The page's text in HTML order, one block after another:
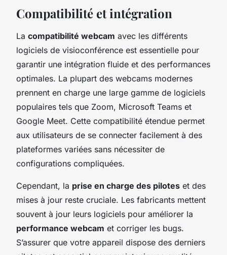
Compatibilité et intégration
La compatibilité webcam avec les différents
logiciels de visioconférence est essentielle pour
garantir une intégration fluide et des performances
optimales. La plupart des webcams modernes
prennent en charge une large gamme de logiciels
populaires tels que Zoom, Microsoft Teams et
Google Meet. Cette compatibilité étendue permet
aux utilisateurs de se connecter facilement à des
plateformes variées sans nécessiter de
configurations compliquées.
Cependant, la prise en charge des pilotes et des
mises à jour reste cruciale. Les fabricants mettent
souvent à jour leurs logiciels pour améliorer la
performance webcam et corriger les bugs.
S’assurer que votre appareil dispose des derniers